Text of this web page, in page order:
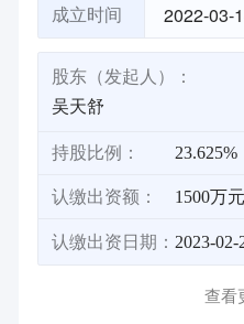
成立时间 2022-03-
股东（发起人）：
吴天舒
持股比例： 23.625%
认缴出资额： 1500万
认缴出资日期： 2023-02-
查看